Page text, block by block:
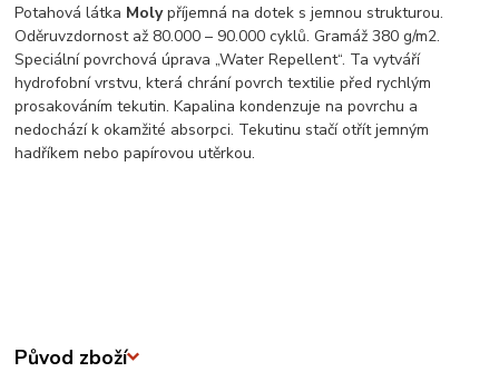
Potahová látka Molypříjemná na dotek s jemnou strukturou.
Oděruvzdornost až 80.000 – 90.000 cyklů. Gramáž 380 g/m2.
Speciální povrchová úprava „Water Repellent“. Ta vytváří
hydrofobní vrstvu, která chrání povrch textilie před rychlým
prosakováním tekutin. Kapalina kondenzuje na povrchu a
nedochází k okamžité absorpci. Tekutinu stačí otřít jemným
hadříkem nebo papírovou utěrkou.
Původ zboží